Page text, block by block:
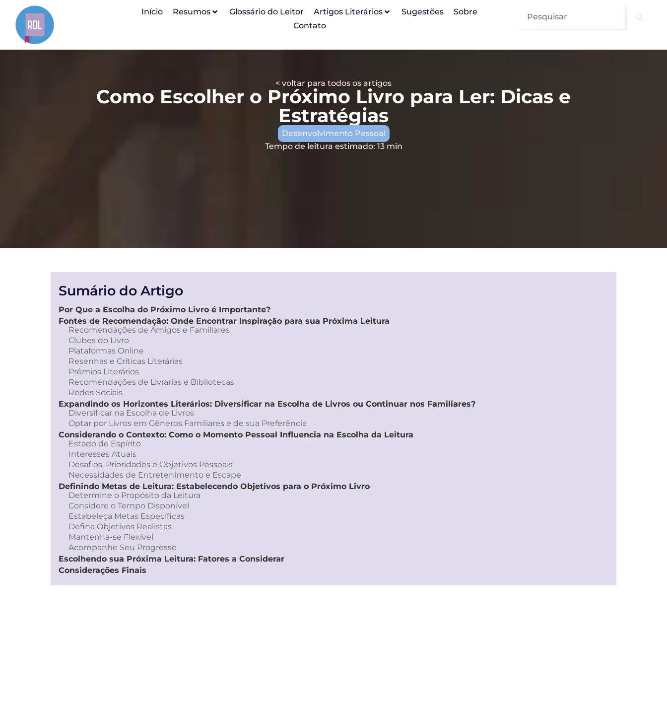
Início Resumos Glossário do Leitor Artigos Literários Sugestões
Sobre
Contato
< voltar para todos os artigos
Como Escolher o Próximo Livro para Ler: Dicas e
Estratégias
Desenvolvimento Pessoal
Tempo de leitura estimado: 13 min
Sumário do Artigo
Por Que a Escolha do Próximo Livro é Importante?
Fontes de Recomendação: Onde Encontrar Inspiração para sua Próxima Leitura
Recomendações de Amigos e Familiares
Clubes do Livro
Plataformas Online
Resenhas e Críticas Literárias
Prêmios Literários
Recomendações de Livrarias e Bibliotecas
Redes Sociais
Expandindo os Horizontes Literários: Diversificar na Escolha de Livros ou Continuar nos Familiares?
Diversificar na Escolha de Livros
Optar por Livros em Gêneros Familiares e de sua Preferência
Considerando o Contexto: Como o Momento Pessoal Influencia na Escolha da Leitura
Estado de Espírito
Interesses Atuais
Desafios, Prioridades e Objetivos Pessoais
Necessidades de Entretenimento e Escape
Definindo Metas de Leitura: Estabelecendo Objetivos para o Próximo Livro
Determine o Propósito da Leitura
Considere o Tempo Disponível
Estabeleça Metas Específicas
Defina Objetivos Realistas
Mantenha-se Flexível
Acompanhe Seu Progresso
Escolhendo sua Próxima Leitura: Fatores a Considerar
Considerações Finais